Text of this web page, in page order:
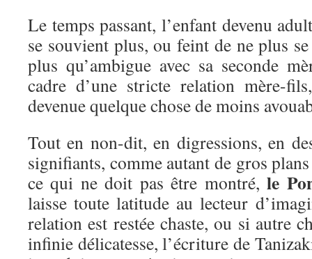
Le temps passant, l’enfant devenu
se souvient plus, ou feint de ne plus
plus qu’ambigue avec sa seconde
cadre d’une stricte relation mère-
devenue quelque chose de moins
Tout en non-dit, en digressions, en
signifiants, comme autant de gros
ce qui ne doit pas être montré,le
laisse toute latitude au lecteur
relation est restée chaste, ou si autre
infinie délicatesse, l’écriture de